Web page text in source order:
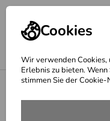
Cookies
Wir verwenden Cookies,
Erlebnis zu bieten.
stimmen Sie der Cookie-
modische Damen Shirts